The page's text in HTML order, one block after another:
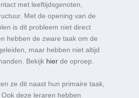
met leeftijdsgenoten,
Met de opening van de
is dit probleem niet direct
hebben de zware taak om de
maar hebben niet altijd
Bekijk hierde oproep.
ze dit naast hun primaire taak,
deze leraren hebben